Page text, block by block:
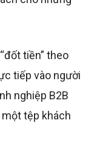
tiền” theo
tiếp vào người
nghiệp B2B
tệp khách